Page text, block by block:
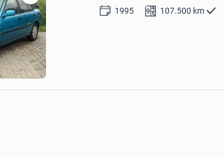
Bewaren
in
Mijn
Favorieten
1995 107.500 km